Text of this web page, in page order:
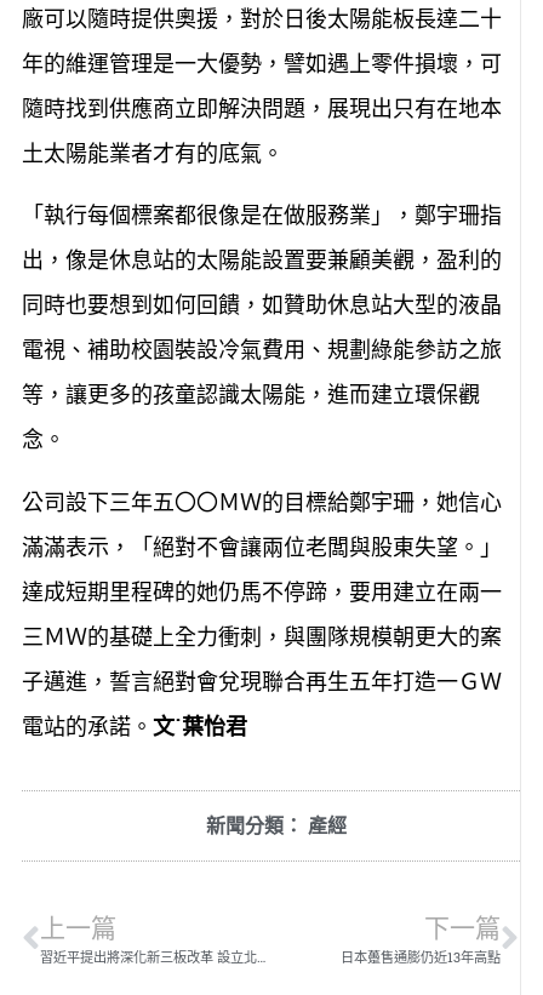
廠可以隨時提供奧援，對於日後太陽能板長達二十
年的維運管理是一大優勢，譬如遇上零件損壞，可
隨時找到供應商立即解決問題，展現出只有在地本
土太陽能業者才有的底氣。
「執行每個標案都很像是在做服務業」，鄭宇珊指
出，像是休息站的太陽能設置要兼顧美觀，盈利的
同時也要想到如何回饋，如贊助休息站大型的液晶
電視、補助校園裝設冷氣費用、規劃綠能參訪之旅
等，讓更多的孩童認識太陽能，進而建立環保觀
念。
公司設下三年五〇〇ＭＷ的目標給鄭宇珊，她信心
滿滿表示，「絕對不會讓兩位老闆與股東失望。」
達成短期里程碑的她仍馬不停蹄，要用建立在兩一
三ＭＷ的基礎上全力衝刺，與團隊規模朝更大的案
子邁進，誓言絕對會兌現聯合再生五年打造一ＧＷ
電站的承諾。 文˙葉怡君
新聞分類： 產經
上一篇
習近平提出將深化新三板改革 設立北京證券交易所
下一篇
日本躉售通膨仍近13年高點